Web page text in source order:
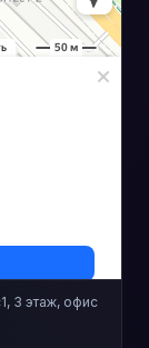
3 этаж, офис